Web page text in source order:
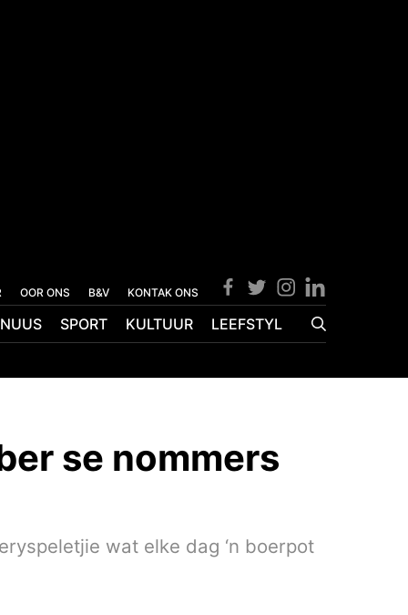
OOR ONS B&V KONTAK ONS
NUUS SPORT KULTUUR LEEFSTYL
se nommers
wat elke dag ‘n boerpot